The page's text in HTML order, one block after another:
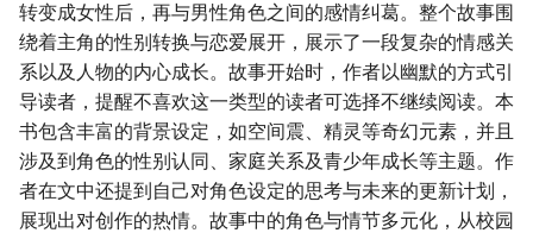
转变成女性后，再与男性角色之间的感情纠葛。整个故事围
绕着主角的性别转换与恋爱展开，展示了一段复杂的情感关
系以及人物的内心成长。故事开始时，作者以幽默的方式引
导读者，提醒不喜欢这一类型的读者可选择不继续阅读。本
书包含丰富的背景设定，如空间震、精灵等奇幻元素，并且
涉及到角色的性别认同、家庭关系及青少年成长等主题。作
者在文中还提到自己对角色设定的思考与未来的更新计划，
展现出对创作的热情。故事中的角色与情节多元化，从校园